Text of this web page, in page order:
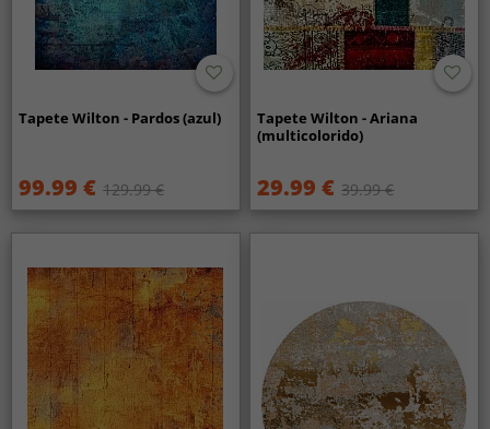
Tapete Wilton - Pardos (azul)
99.99 € 129.99 €
Tapete Wilton - Ariana
(multicolorido)
29.99 € 39.99 €